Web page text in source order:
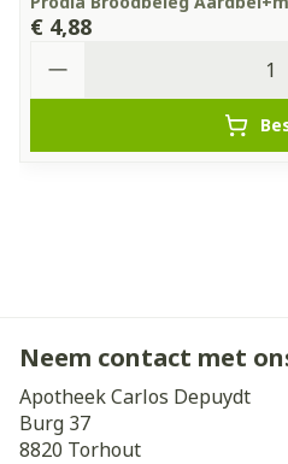
€ 4,88
Neem contact met
Apotheek Carlos Depuydt
Burg 37
8820 Torhout